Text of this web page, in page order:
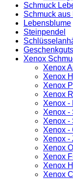
Schmuck
Schmuck aus
Lebensblume
Steinpendel
Xenox
Xenox
Xenox
Xenox
Xenox
Xenox -
Xenox -
Xenox -
Xenox -
Xenox -
Xenox
Xenox
Xenox
Xenox